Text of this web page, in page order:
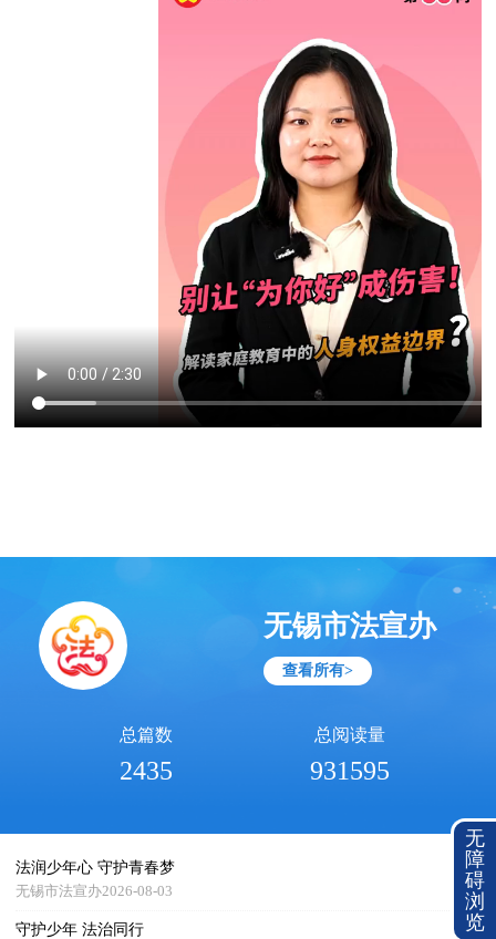
无锡市法宣办
查看所有>
总篇数
2435
总阅读量
931595
法润少年心 守护青春梦
无锡市法宣办2026-08-03
守护少年 法治同行
无
障
碍
浏
览